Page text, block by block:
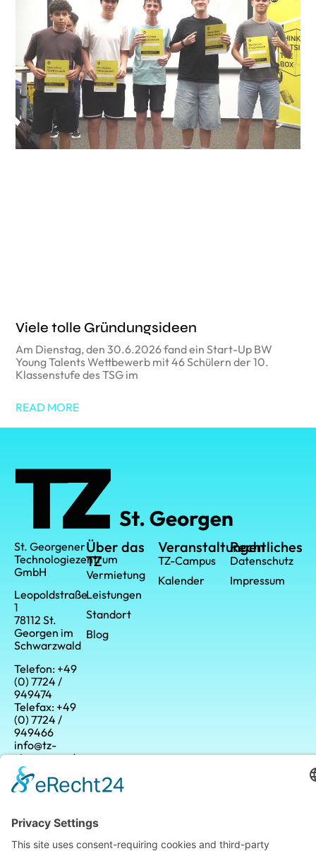
Viele tolle Gründungsideen
Am Dienstag, den 30.6.2026 fand ein Start-Up BW
Young Talents Wettbewerb mit 46 Schülern der 10.
Klassenstufe des TSG im
READ MORE
St. Georgener
Technologiezentrum
GmbH
Leopoldstraße
1
78112 St.
Georgen im
Schwarzwald
Telefon: +49
(0) 7724 /
949474
Telefax: +49
(0) 7724 /
949466
info@tz-
stgeorgen.de
Über das
TZ
Vermietung
Leistungen
Standort
Blog
Veranstaltungen
TZ-Campus
Kalender
Rechtliches
Datenschutz
Impressum